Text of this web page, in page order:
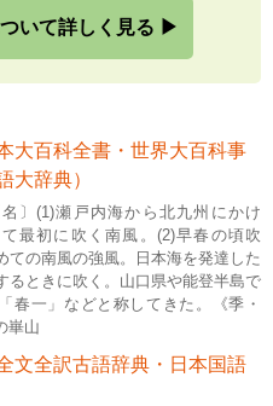
いて詳しく見る ▶
本大百科全書・世界大百科事
大辞典）
〕(1)瀬戸内海から北九州にかけ
最初に吹く南風。(2)早春の頃吹
ての南風の強風。日本海を発達した
るときに吹く。山口県や能登半島で
春一」などと称してきた。《季・
崋山
全文全訳古語辞典・日本国語